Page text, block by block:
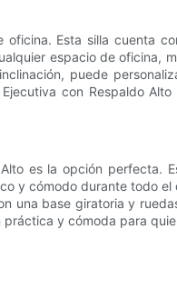
Esta silla cuenta
espacio de oficina,
puede
con Respaldo
es la opción perfecta.
y cómodo durante todo
una base giratoria y
y cómoda para